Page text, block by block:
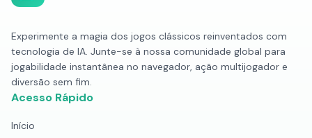
Experimente a magia dos jogos clássicos reinventados com
tecnologia de IA. Junte-se à nossa comunidade global para
jogabilidade instantânea no navegador, ação multijogador e
diversão sem fim.
Acesso Rápido
Início